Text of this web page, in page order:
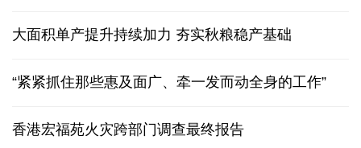
大面积单产提升持续加力 夯实秋粮稳产基础
“紧紧抓住那些惠及面广、牵一发而动全身的工作”
香港宏福苑火灾跨部门调查最终报告